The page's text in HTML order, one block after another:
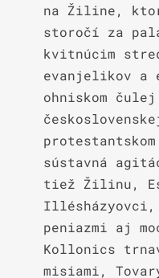
na Žiline,
storočí za
kvitnúcim
evanjelikov a
ohniskom
protestantskom
sústavná
tiež Žilinu,
Illésházyovci,
peniazmi aj
Kollonics
misiami,